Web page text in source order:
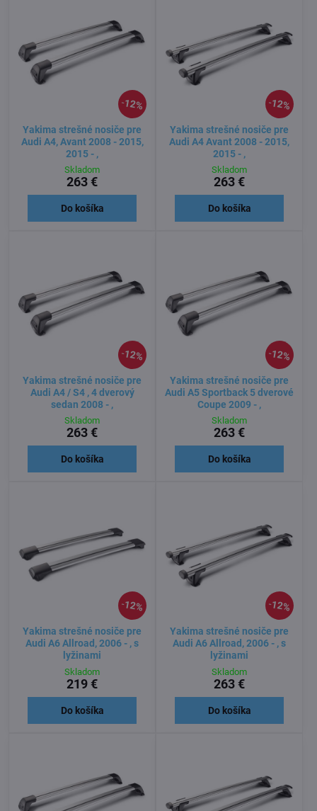
12%
Yakima strešné nosiče pre
Audi A4, Avant 2008 - 2015,
2015 - ,
Skladom
263 €
Do košíka
12%
Yakima strešné nosiče pre
Audi A4 Avant 2008 - 2015,
2015 - ,
Skladom
263 €
Do košíka
12%
Yakima strešné nosiče pre
Audi A4 / S4 , 4 dverový
sedan 2008 - ,
Skladom
263 €
Do košíka
12%
Yakima strešné nosiče pre
Audi A5 Sportback 5 dverové
Coupe 2009 - ,
Skladom
263 €
Do košíka
12%
Yakima strešné nosiče pre
Audi A6 Allroad, 2006 - , s
lyžinami
Skladom
219 €
Do košíka
12%
Yakima strešné nosiče pre
Audi A6 Allroad, 2006 - , s
lyžinami
Skladom
263 €
Do košíka